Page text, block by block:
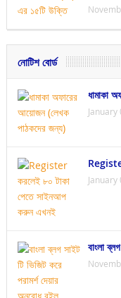
নোটিশ বোর্ড
ধামাকা
January
January
বাংলা